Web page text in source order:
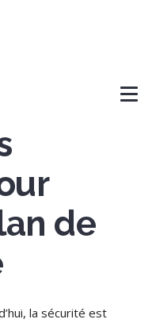
de
la sécurité est